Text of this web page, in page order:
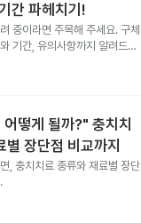
간 파헤치기!
중이라면 주목해 주세요. 구체
기간, 유의사항까지 알려드릴
떻게 될까?" 충치치
장단점 비교까지
, 충치치료 종류와 재료별 장단